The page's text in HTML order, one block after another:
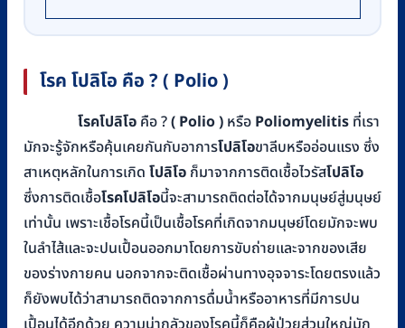
โรค โปลิโอ คือ ? ( Polio )
โรคโปลิโอ คือ ?( Polio ) หรือ Poliomyelitis ที่เรา
มักจะรู้จักหรือคุ้นเคยกันกับอาการโปลิโอขาลีบหรืออ่อนแรง ซึ่ง
สาเหตุหลักในการเกิด โปลิโอ ก็มาจากการติดเชื้อไวรัสโปลิโอ
ซึ่งการติดเชื้อโรคโปลิโอนี้จะสามารถติดต่อได้จากมนุษย์สู่มนุษย์
เท่านั้น เพราะเชื้อโรคนี้เป็นเชื้อโรคที่เกิดจากมนุษย์โดยมักจะพบ
ในลำไส้และจะปนเปื้อนออกมาโดยการขับถ่ายและจากของเสีย
ของร่างกายคน นอกจากจะติดเชื้อผ่านทางอุจจาระโดยตรงแล้ว
ก็ยังพบได้ว่าสามารถติดจากการดื่มน้ำหรืออาหารที่มีการปน